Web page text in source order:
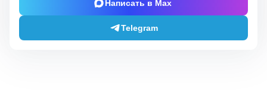
Написать в Max
Telegram